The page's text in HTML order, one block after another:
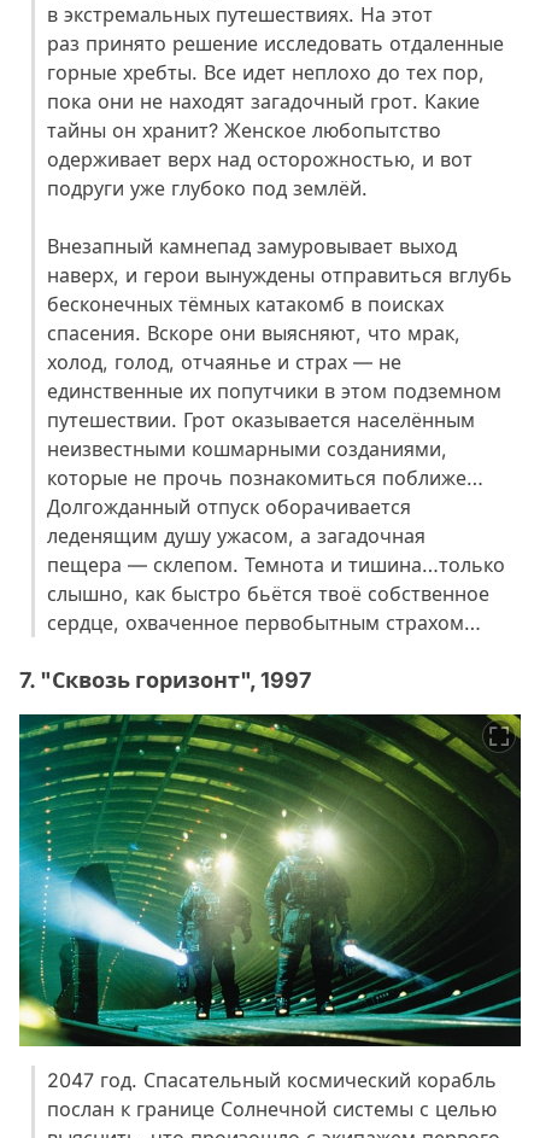
в экстремальных путешествиях. На этот
раз принято решение исследовать отдаленные
горные хребты. Все идет неплохо до тех пор,
пока они не находят загадочный грот. Какие
тайны он хранит? Женское любопытство
одерживает верх над осторожностью, и вот
подруги уже глубоко под землёй.
Внезапный камнепад замуровывает выход
наверх, и герои вынуждены отправиться вглубь
бесконечных тёмных катакомб в поисках
спасения. Вскоре они выясняют, что мрак,
холод, голод, отчаянье и страх — не
единственные их попутчики в этом подземном
путешествии. Грот оказывается населённым
неизвестными кошмарными созданиями,
которые не прочь познакомиться поближе…
Долгожданный отпуск оборачивается
леденящим душу ужасом, а загадочная
пещера — склепом. Темнота и тишина…только
слышно, как быстро бьётся твоё собственное
сердце, охваченное первобытным страхом…
7. "Сквозь горизонт", 1997
2047 год. Спасательный космический корабль
послан к границе Солнечной системы с целью